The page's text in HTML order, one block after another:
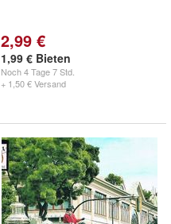
2,99 €
1,99 € Bieten
Noch4 Tage 7 Std.
+ 1,50 € Versand